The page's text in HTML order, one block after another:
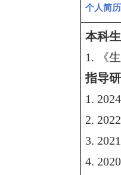
个人简历
本科
1.
《
指导
1.
2.
3.
4.